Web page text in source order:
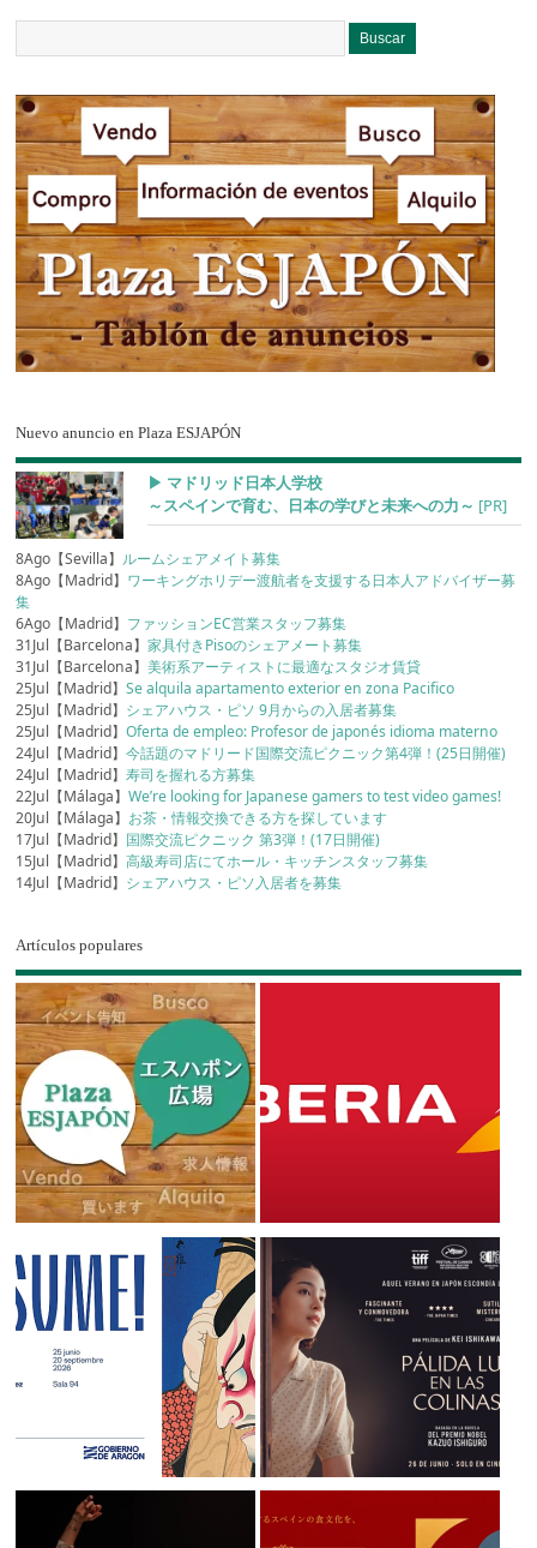
Nuevo anuncio en Plaza ESJAPÓN
▶︎ マドリッド日本人学校
～スペインで育む、日本の学びと未来への力～ [PR]
8Ago【Sevilla】 ルームシェアメイト募集
8Ago【Madrid】 ワーキングホリデー渡航者を支援する日本人アドバイザー募
集
6Ago【Madrid】 ファッションEC営業スタッフ募集
31Jul【Barcelona】家具付きPisoのシェアメート募集
31Jul【Barcelona】美術系アーティストに最適なスタジオ賃貸
25Jul【Madrid】Se alquila apartamento exterior en zona Pacifico
25Jul【Madrid】 シェアハウス・ピソ 9月からの入居者募集
25Jul【Madrid】Oferta de empleo: Profesor de japonés idioma materno
24Jul【Madrid】今話題のマドリード国際交流ピクニック第4弾！(25日開催)
24Jul【Madrid】寿司を握れる方募集
22Jul【Málaga】We’re looking for Japanese gamers to test video games!
20Jul【Málaga】 お茶・情報交換できる方を探しています
17Jul【Madrid】 国際交流ピクニック 第3弾！(17日開催)
15Jul【Madrid】高級寿司店にてホール・キッチンスタッフ募集
14Jul【Madrid】 シェアハウス・ピソ入居者を募集
Artículos populares